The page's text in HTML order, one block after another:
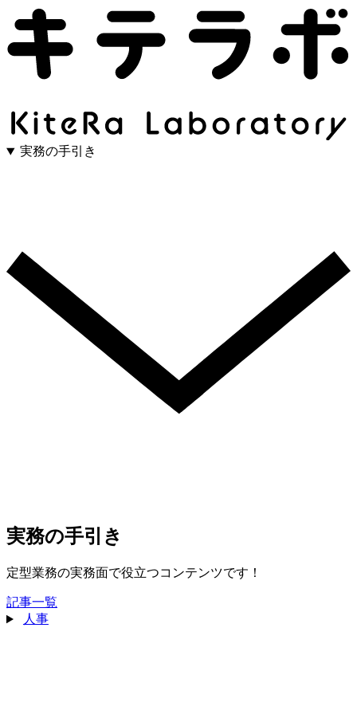
実務の手引き
実務の手引き
定型業務の実務面で役立つコンテンツです！
記事一覧
人事